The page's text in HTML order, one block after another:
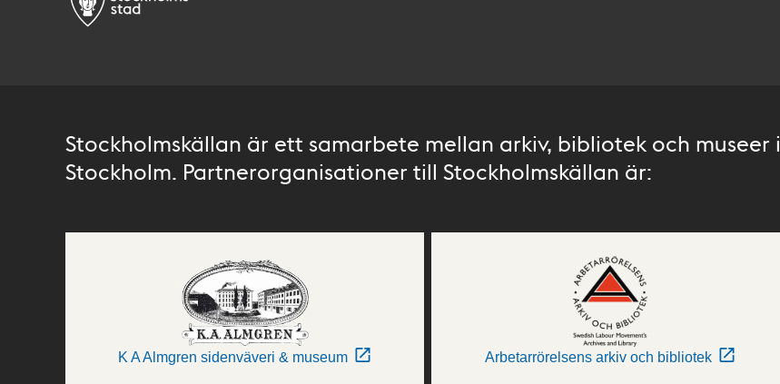
Stockholmskällan är ett samarbete mellan arkiv, bibliotek och museer i
Stockholm. Partnerorganisationer till Stockholmskällan är:
K A Almgren sidenväveri & museum Arbetarrörelsens arkiv och bibliotek